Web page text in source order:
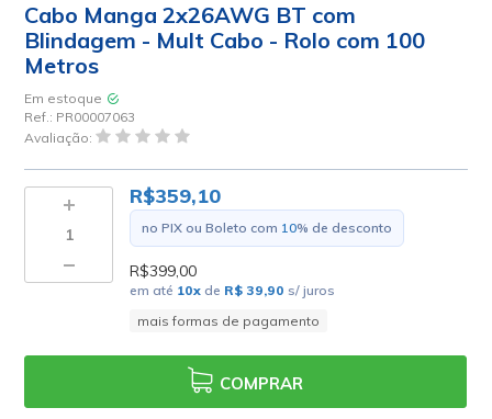
Cabo Manga 2x26AWG BT com
Blindagem - Mult Cabo - Rolo com 100
Metros
Em estoque
Ref.: PR00007063
Avaliação:
R$359,10
no PIX ou Boleto com 10% de desconto
R$399,00
em até 10x de R$ 39,90 s/ juros
mais formas de pagamento
COMPRAR